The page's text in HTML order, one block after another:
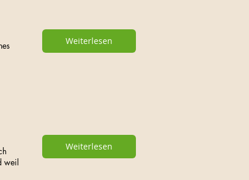
Weiterlesen
weil
Weiterlesen